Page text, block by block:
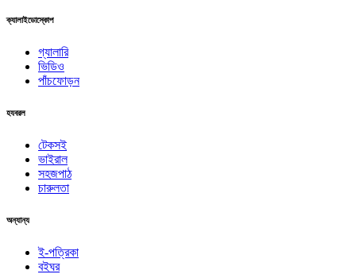
ক্যালাইডোস্কোপ
গ্যালারি
ভিডিও
পাঁচফোড়ন
হযবরল
টেকসই
ভাইরাল
সহজপাঠ
চারুলতা
অন্যান্য
ই-পত্রিকা
বইঘর